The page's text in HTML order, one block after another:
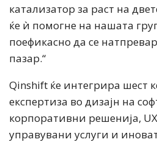
катализатор за раст на
ќе ѝ помогне на нашата
поефикасно да се
пазар.“
Qinshift ќе интегрира шест
експертиза во дизајн на
корпоративни решенија,
управувани услуги и